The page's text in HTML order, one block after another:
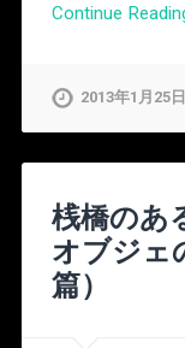
Continue
2013年1月25日
桟橋のあ
オブジェ
篇）